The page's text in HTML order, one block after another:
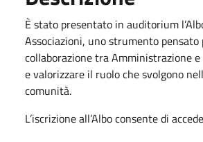
È stato presentato in auditorium
Associazioni, uno strumento
collaborazione tra Amministrazione
e valorizzare il ruolo che svolgono
comunità.
L’iscrizione all’Albo consente di